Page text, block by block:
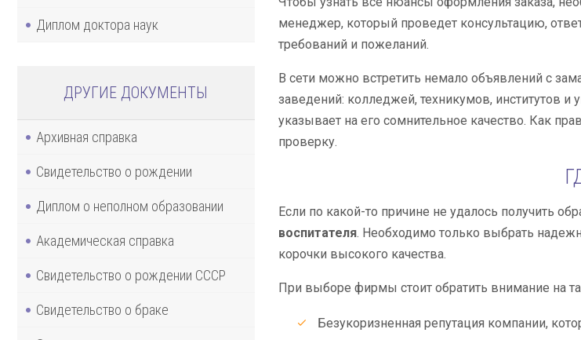
Диплом доктора наук
ДРУГИЕ ДОКУМЕНТЫ
Архивная справка
Свидетельство о рождении
Диплом о неполном образовании
Академическая справка
Свидетельство о рождении СССР
Свидетельство о браке
менеджер, который проведет консультацию,
требований и пожеланий.
В сети можно встретить немало объявлений с
заведений: колледжей, техникумов, институтов
указывает на его сомнительное качество. Как
проверку.
Если по какой-то причине не удалось получить
воспитателя. Необходимо только выбрать
корочки высокого качества.
При выборе фирмы стоит обратить внимание на
Безукоризненная репутация компании,